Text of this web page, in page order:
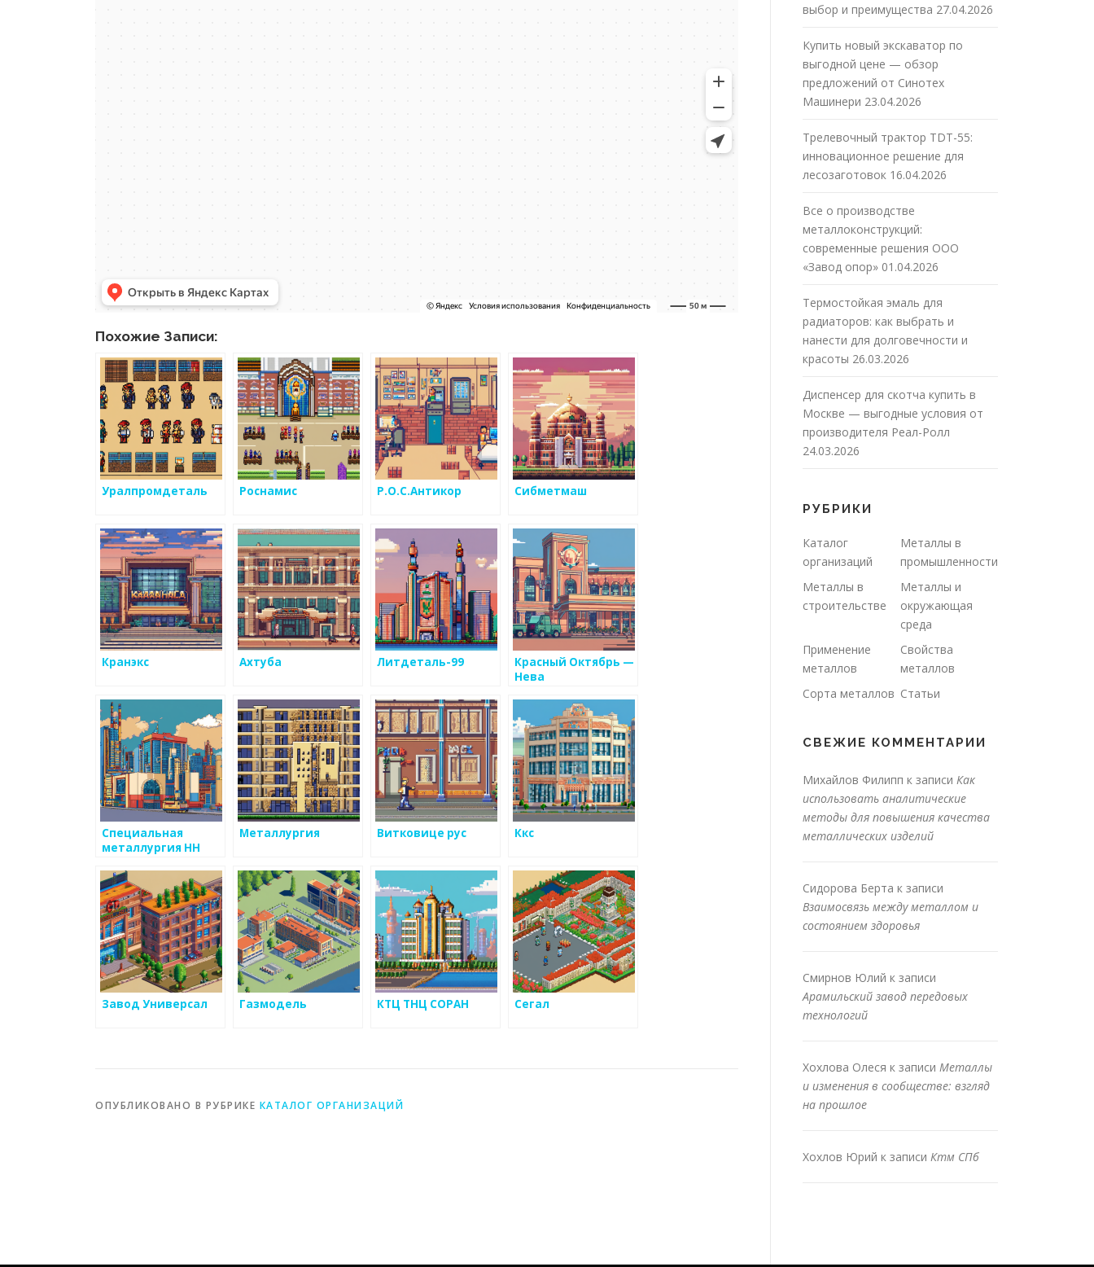
Похожие Записи:
Уралпромдеталь Роснамис Р.О.С.Антикор Сибметмаш
Кранэкс Ахтуба Литдеталь-99
Красный Октябрь —
Нева
Специальная
металлургия НН
Металлургия Витковице рус Ккс
Завод Универсал Газмодель КТЦ ТНЦ СОРАН Сегал
ОПУБЛИКОВАНО В РУБРИКЕ КАТАЛОГ ОРГАНИЗАЦИЙ
выбор и преимущества 27.04.2026
Купить новый экскаватор по
выгодной цене — обзор
предложений от Синотех
Машинери 23.04.2026
Трелевочный трактор TDT-55:
инновационное решение для
лесозаготовок 16.04.2026
Все о производстве
металлоконструкций:
современные решения ООО
«Завод опор» 01.04.2026
Термостойкая эмаль для
радиаторов: как выбрать и
нанести для долговечности и
красоты 26.03.2026
Диспенсер для скотча купить в
Москве — выгодные условия от
производителя Реал-Ролл
24.03.2026
РУБРИКИ
Каталог
организаций
Металлы в
промышленности
Металлы в
строительстве
Металлы и
окружающая
среда
Применение
металлов
Свойства
металлов
Сорта металлов Статьи
СВЕЖИЕ КОММЕНТАРИИ
Михайлов Филипп к записи Как
использовать аналитические
методы для повышения качества
металлических изделий
Сидорова Берта к записи
Взаимосвязь между металлом и
состоянием здоровья
Смирнов Юлий к записи
Арамильский завод передовых
технологий
Хохлова Олеся к записи Металлы
и изменения в сообществе: взгляд
на прошлое
Хохлов Юрий к записи Ктм СПб